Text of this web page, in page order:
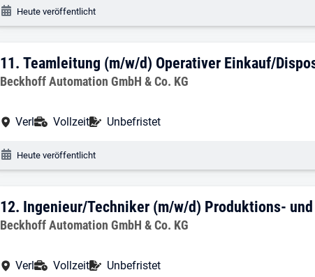
Veröffentlichungsdatum:
Heute veröffentlicht
11. Ergebnis: ​Teamleitung (m/w/d)
11.​Teamleitung (m/w/d) Operativer Einkauf/
Arbeitgeber:
Beckhoff Automation GmbH & Co. KG
Arbeitsort:
Verl Anstellungsart:
Vollzeit Befristung:
Unbefristet
Veröffentlichungsdatum:
Heute veröffentlicht
12. Ergebnis: Ingenieur/Techniker (m/
12. Ingenieur/Techniker (m/w/d) Produktions-
Arbeitgeber:
Beckhoff Automation GmbH & Co. KG
Arbeitsort:
Verl Anstellungsart:
Vollzeit Befristung:
Unbefristet